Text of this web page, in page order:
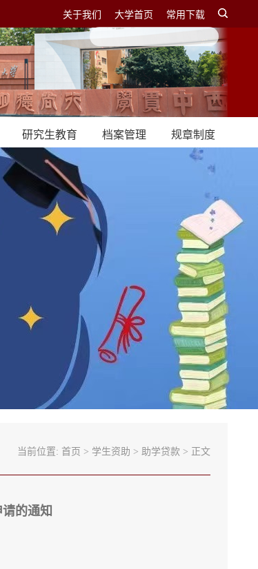
关于我们 大学首页 常用下载
研究生教育 档案管理 规章制度
当前位置: 首页 > 学生资助 > 助学贷款 > 正文
的通知